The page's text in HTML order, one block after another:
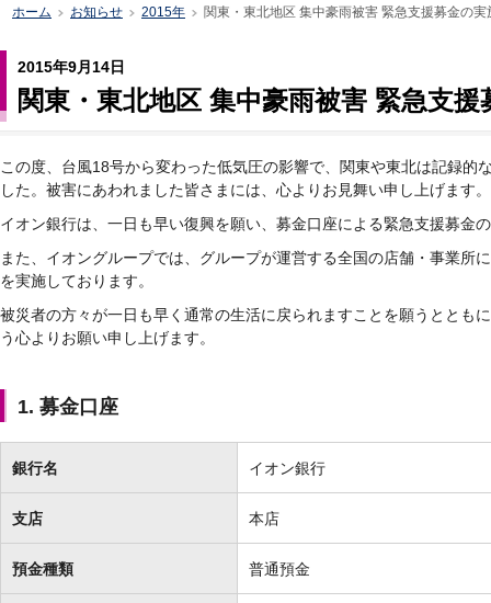
ホーム >お知らせ >2015年 >関東・東北地区 集中豪雨被害 緊急支援募金の実
2015年9月14日
関東・東北地区 集中豪雨被害 緊急支
この度、台風18号から変わった低気圧の影響で、関東や東北は記録的
した。被害にあわれました皆さまには、心よりお見舞い申し上げます。
イオン銀行は、一日も早い復興を願い、募金口座による緊急支援募金
また、イオングループでは、グループが運営する全国の店舗・事業所
を実施しております。
被災者の方々が一日も早く通常の生活に戻られますことを願うととも
う心よりお願い申し上げます。
1. 募金口座
銀行名 イオン銀行
支店 本店
預金種類 普通預金